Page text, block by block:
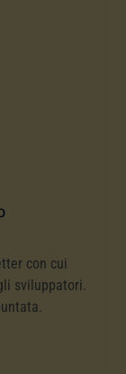
con cui
sviluppatori.